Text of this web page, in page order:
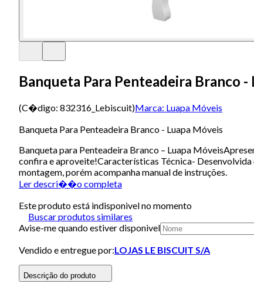
Banqueta Para Penteadeira Branco -
(C�digo: 832316_Lebiscuit)Marca: Luapa Móveis
Banqueta Para Penteadeira Branco - Luapa Móveis
Banqueta para Penteadeira Branco – Luapa
confira e aproveite!Características Técnica-
montagem, porém acompanha manual de instruções.
Ler descri��o completa
Este produto está indisponivel no momento
Buscar produtos similares
Avise-me quando estiver disponivel
Vendido e entregue por:LOJAS LE BISCUIT S/A
Descrição do produto